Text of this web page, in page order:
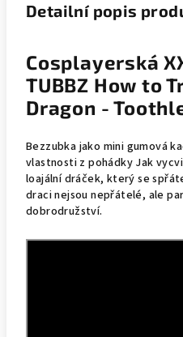
Detailní popis
Cosplayerská
TUBBZ How to
Dragon -
Bezzubka jako mini gumová
vlastnosti z pohádky Jak
loajální dráček, který se
draci nejsou nepřátelé, ale
dobrodružství.